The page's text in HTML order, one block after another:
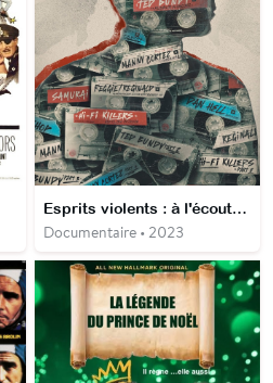
Esprits violents : à l'écoute des tueurs
Documentaire • 2023